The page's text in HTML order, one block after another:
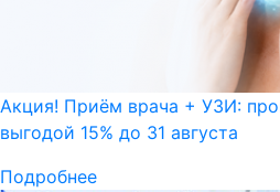
Акция! Приём врача + УЗИ:
выгодой 15% до 31 августа
Подробнее